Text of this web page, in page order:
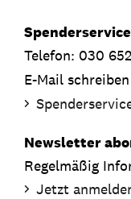
Spenderservice
Telefon: 030
E-Mail schreiben
Newsletter
Regelmäßig
Jetzt